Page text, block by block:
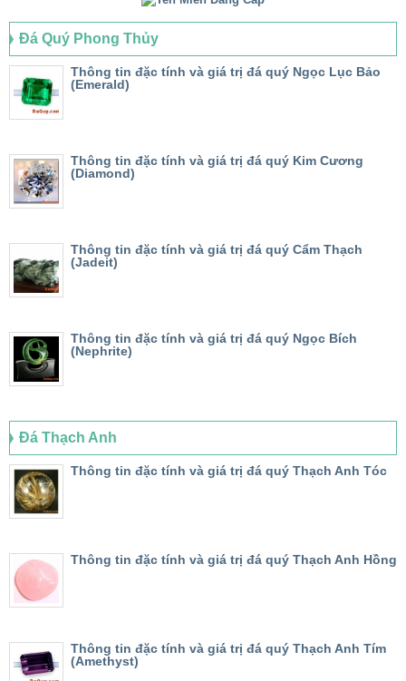
Đá Quý Phong Thủy
Thông tin đặc tính và giá trị đá quý Ngọc Lục Bảo
(Emerald)
Thông tin đặc tính và giá trị đá quý Kim Cương
(Diamond)
Thông tin đặc tính và giá trị đá quý Cẩm Thạch
(Jadeit)
Thông tin đặc tính và giá trị đá quý Ngọc Bích
(Nephrite)
Đá Thạch Anh
Thông tin đặc tính và giá trị đá quý Thạch Anh Tóc
Thông tin đặc tính và giá trị đá quý Thạch Anh Hồng
Thông tin đặc tính và giá trị đá quý Thạch Anh Tím
(Amethyst)